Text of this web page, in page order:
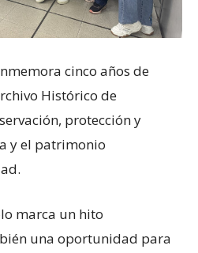
cinco años de
Histórico de
protección y
y el patrimonio
marca un hito
una oportunidad para